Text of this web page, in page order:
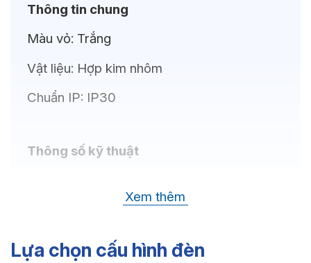
Thông tin chung
Màu vỏ: Trắng
Vật liệu: Hợp kim nhôm
Chuẩn IP: IP30
Thông số kỹ thuật
6500K, 3000K, 4000K
Chỉ số hoàn màu:
CRI80
Xem thêm
Lựa chọn cấu hình đèn